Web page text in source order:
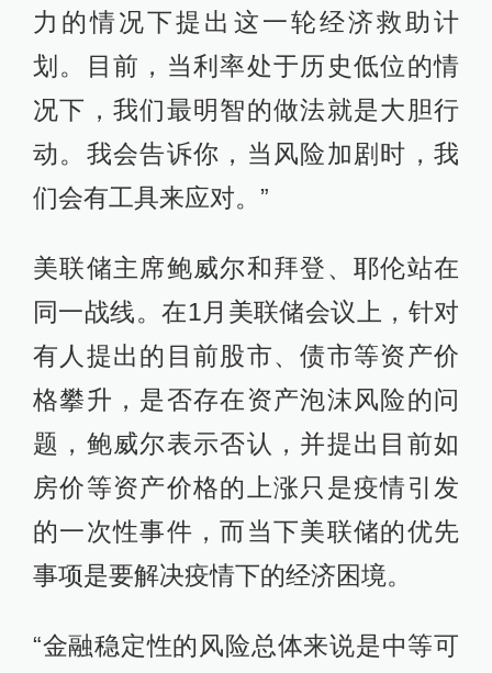
力的情况下提出这一轮经济救助计
划。目前，当利率处于历史低位的情
况下，我们最明智的做法就是大胆行
动。我会告诉你，当风险加剧时，我
们会有工具来应对。”
美联储主席鲍威尔和拜登、耶伦站在
同一战线。在1月美联储会议上，针对
有人提出的目前股市、债市等资产价
格攀升，是否存在资产泡沫风险的问
题，鲍威尔表示否认，并提出目前如
房价等资产价格的上涨只是疫情引发
的一次性事件，而当下美联储的优先
事项是要解决疫情下的经济困境。
“金融稳定性的风险总体来说是中等可